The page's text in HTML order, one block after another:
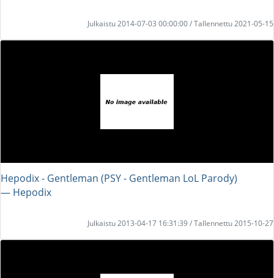
Julkaistu 2014-07-03 00:00:00 / Tallennettu 2021-05-15
Hepodix - Gentleman (PSY - Gentleman LoL Parody)
― Hepodix
Julkaistu 2013-04-17 16:31:39 / Tallennettu 2015-10-27